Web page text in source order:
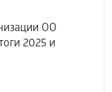
ОО
2025 и